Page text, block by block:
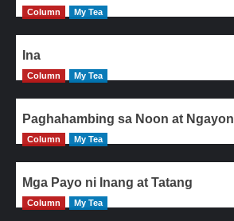
Column My Tea
Ina
Column My Tea
Paghahambing sa Noon at Ngayon
Column My Tea
Mga Payo ni Inang at Tatang
Column My Tea